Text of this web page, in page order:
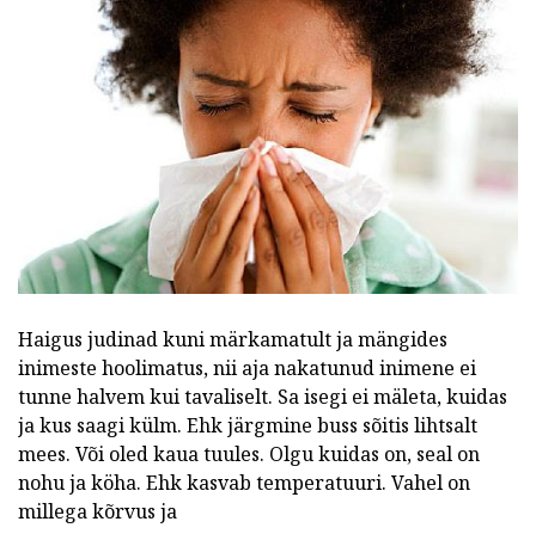
Haigus judinad kuni märkamatult ja mängides
inimeste hoolimatus, nii aja nakatunud inimene ei
tunne halvem kui tavaliselt. Sa isegi ei mäleta, kuidas
ja kus saagi külm. Ehk järgmine buss sõitis lihtsalt
mees. Või oled kaua tuules. Olgu kuidas on, seal on
nohu ja köha. Ehk kasvab temperatuuri. Vahel on
millega kõrvus ja